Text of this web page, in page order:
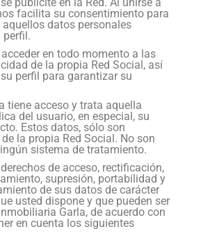
facilita su consentimiento para
datos personales
perfil.
en todo momento a las
de la propia Red Social, así
perfil para garantizar su
tiene acceso y trata aquella
del usuario, en especial, su
Estos datos, sólo son
la propia Red Social. No son
sistema de tratamiento.
de acceso, rectificación,
supresión, portabilidad y
de sus datos de carácter
usted dispone y que pueden ser
Garla, de acuerdo con
en cuenta los siguientes